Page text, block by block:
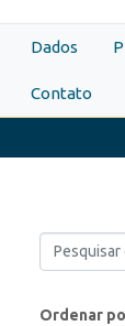
Dados
Contato
Ordenar